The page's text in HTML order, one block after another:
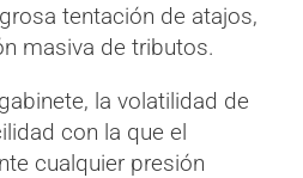
tentación de atajos,
masiva de tributos.
la volatilidad de
con la que el
cualquier presión